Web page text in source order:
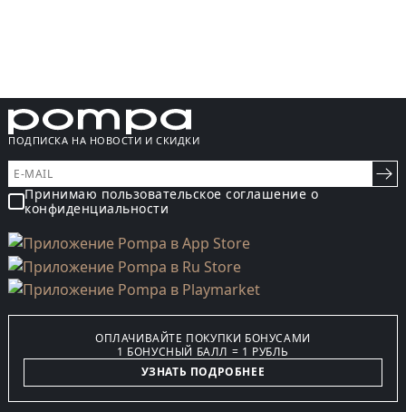
ПОДПИСКА НА НОВОСТИ И СКИДКИ
Принимаю пользовательское соглашение о
конфиденциальности
ОПЛАЧИВАЙТЕ ПОКУПКИ БОНУСАМИ
1 БОНУСНЫЙ БАЛЛ = 1 РУБЛЬ
УЗНАТЬ ПОДРОБНЕЕ